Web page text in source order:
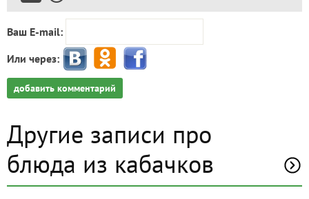
Ваш E-mail:
Или через:
добавить комментарий
Другие записи про
блюда из кабачков